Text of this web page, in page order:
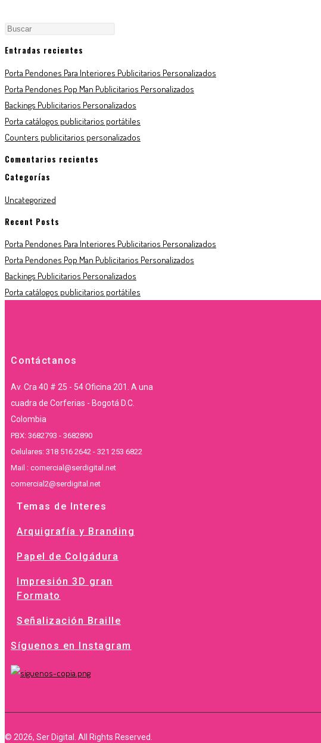
Entradas recientes
Porta Pendones Para Interiores Publicitarios Personalizados
Porta Pendones Pop Man Publicitarios Personalizados
Backings Publicitarios Personalizados
Porta catálogos publicitarios portátiles
Counters publicitarios personalizados
Comentarios recientes
Categorías
Uncategorized
Recent Posts
Porta Pendones Para Interiores Publicitarios Personalizados
Porta Pendones Pop Man Publicitarios Personalizados
Backings Publicitarios Personalizados
Porta catálogos publicitarios portátiles
Contáctanos
Av. Cra 40 # 25 - 54 Oficina 201. A una
cuadra de Corferias - Bogotá D.C.
Colombia
PBX: 3682793 - 3682890
Celulares: 318 516 2642 - 321 253 6822
Mail : comercial@serdigital.net
comercial2@serdigital.net
Temas de Interes
Arquigrafía y Branding
Papel de Colgádura
Impresión 3D gran
Formato
Señalización Braille
Síguenos en Instagram
© 2026, Ser Digital. All Rights Reserved.